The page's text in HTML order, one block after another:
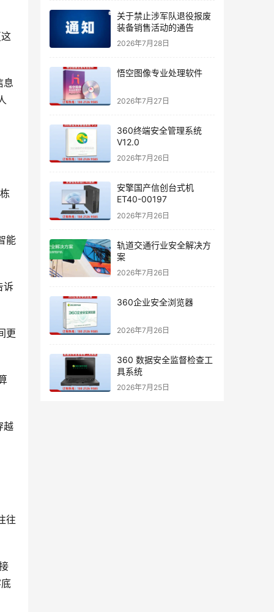
息
能
诉
更
越
往
关于禁止涉军队退役报废
装备销售活动的通告
2026年7月28日
悟空图像专业处理软件
2026年7月27日
360终端安全管理系统
V12.0
2026年7月26日
安擎国产信创台式机
ET40-00197
2026年7月26日
轨道交通行业安全解决方
案
2026年7月26日
360企业安全浏览器
2026年7月26日
360 数据安全监督检查工
具系统
2026年7月25日